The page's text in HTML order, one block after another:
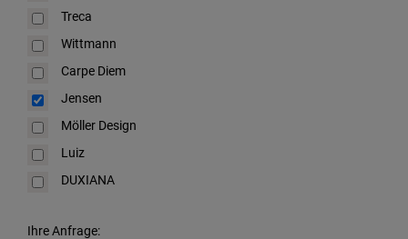
Treca
Wittmann
Carpe Diem
Jensen
Möller Design
Luiz
DUXIANA
Ihre Anfrage: